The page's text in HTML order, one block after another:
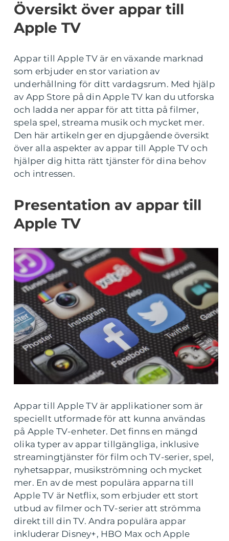
Översikt över appar till
Apple TV
Appar till Apple TV är en växande marknad
som erbjuder en stor variation av
underhållning för ditt vardagsrum. Med hjälp
av App Store på din Apple TV kan du utforska
och ladda ner appar för att titta på filmer,
spela spel, streama musik och mycket mer.
Den här artikeln ger en djupgående översikt
över alla aspekter av appar till Apple TV och
hjälper dig hitta rätt tjänster för dina behov
och intressen.
Presentation av appar till
Apple TV
Appar till Apple TV är applikationer som är
speciellt utformade för att kunna användas
på Apple TV-enheter. Det finns en mängd
olika typer av appar tillgängliga, inklusive
streamingtjänster för film och TV-serier, spel,
nyhetsappar, musikströmning och mycket
mer. En av de mest populära apparna till
Apple TV är Netflix, som erbjuder ett stort
utbud av filmer och TV-serier att strömma
direkt till din TV. Andra populära appar
inkluderar Disney+, HBO Max och Apple